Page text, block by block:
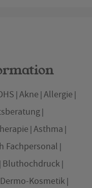
Akne Allergie
Asthma
Fachpersonal
Bluthochdruck
Dermo-Kosmetik